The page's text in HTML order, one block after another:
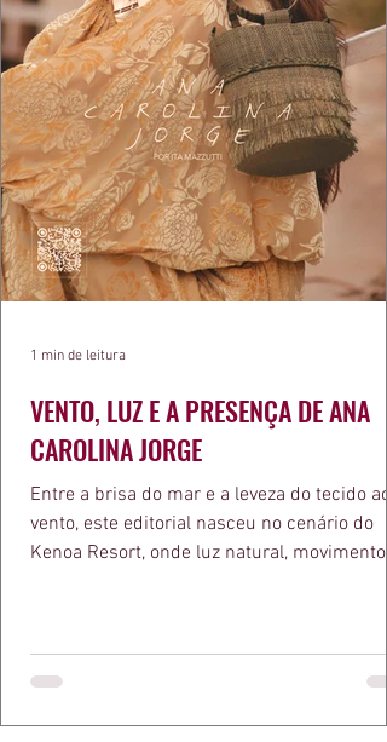
VENTO, LUZ E A PRESENÇA DE ANA
CAROLINA JORGE
Entre a brisa do mar e a leveza do tecido ao
vento, este editorial nasceu no cenário do
Kenoa Resort, onde luz natural, movimento e
bolsa da Malu Pires, em uma composição
algo de intemporal em vestir o vento e
1 min de leitura